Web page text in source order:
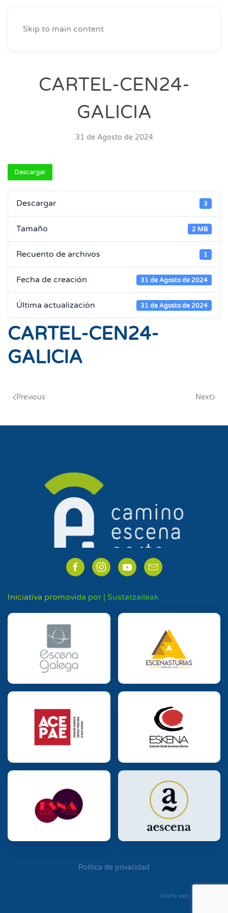
Skip to main content
CARTEL-CEN24-
GALICIA
31 de Agosto de 2024
Descargar
Descargar 3
Tamaño 2 MB
Recuento de archivos 1
Fecha de creación 31 de Agosto de 2024
Última actualización 31 de Agosto de 2024
CARTEL-CEN24-
GALICIA
Previous Next
Iniciativa promovida por | Sustatzaileak
Política de privacidad
Diseño web: Diego Seixo